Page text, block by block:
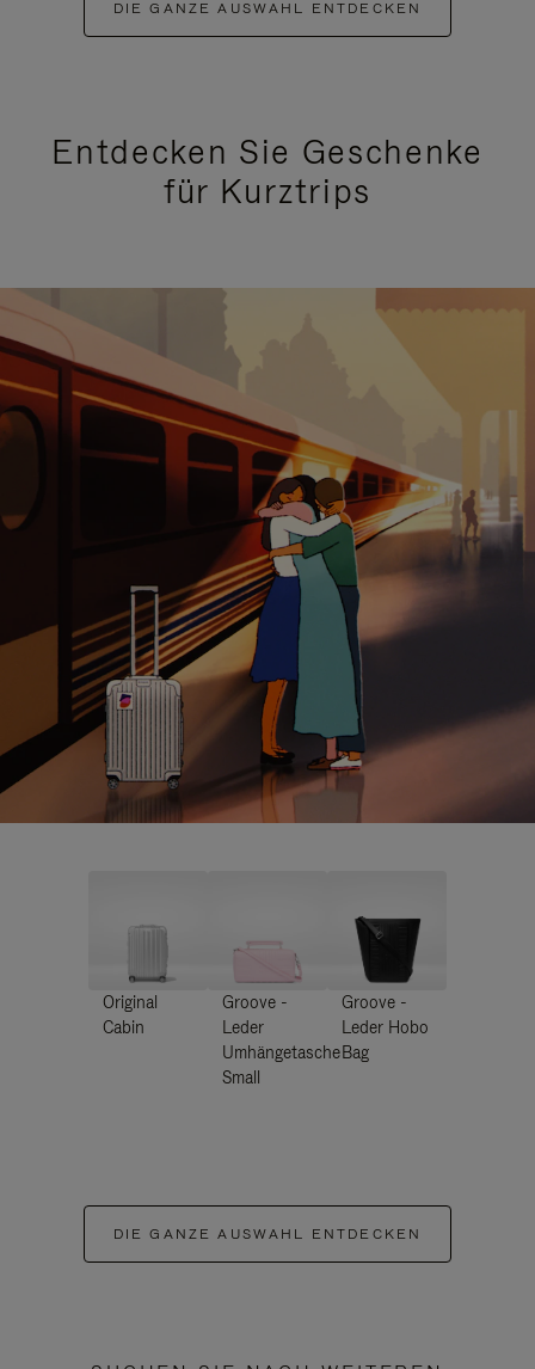
DIE GANZE AUSWAHL ENTDECKEN
Entdecken Sie Geschenke
für Kurztrips
Original
Cabin
Groove -
Leder
Umhängetasche
Small
Groove -
Leder Hobo
Bag
DIE GANZE AUSWAHL ENTDECKEN